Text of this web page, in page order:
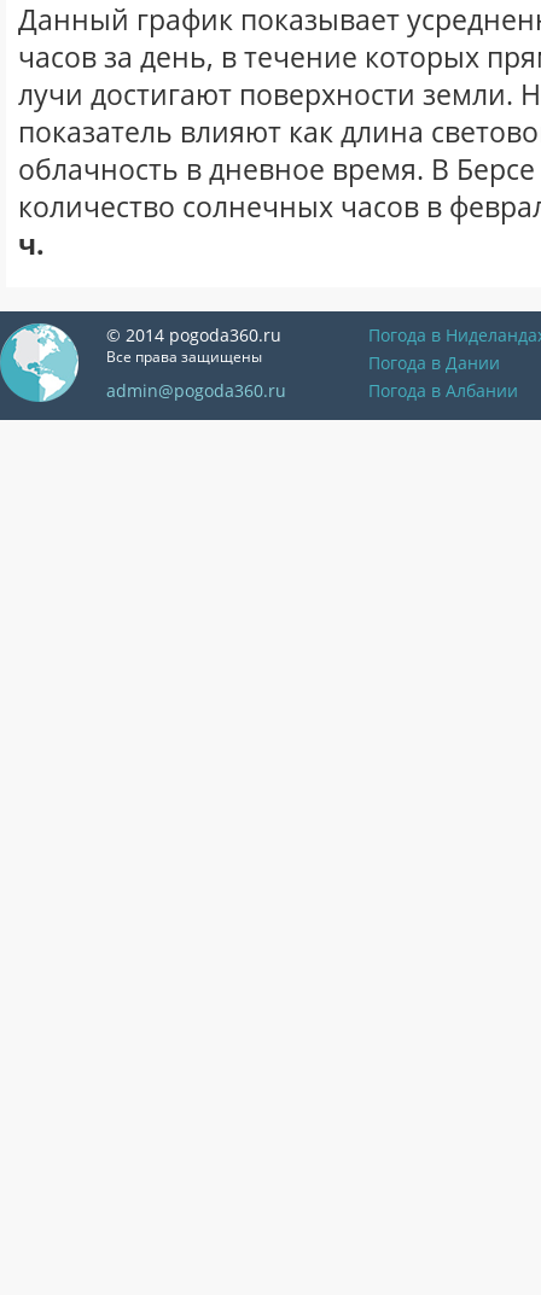
Данный график показывает
часов за день, в течение которых
лучи достигают поверхности земли.
показатель влияют как длина
облачность в дневное время. В
количество солнечных часов в
ч.
© 2014 pogoda360.ru
Все права защищены
admin@pogoda360.ru
Погода в
Погода в Дании
Погода в Албании